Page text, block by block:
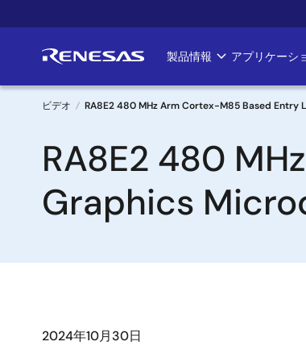
イ
ン
Main
製品情報 アプリケーシ
パ
ン
く
ビデオ RA8E2 480 MHz Arm Cortex-M85 Based
RA8E2 480
Graphics
2024年10月30日